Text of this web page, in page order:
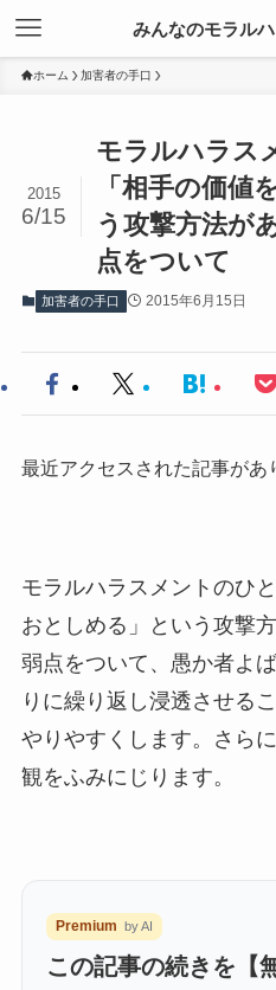
みんなのモラル
ホーム 加害者の手口
モラルハラス
「相手の価値
う攻撃方法が
点をついて
2015
6/15
加害者の手口 2015年6月15日
最近アクセスされた記事があ
モラルハラスメントのひ
おとしめる」という攻撃
弱点をついて、愚か者よ
りに繰り返し浸透させる
やりやすくします。さら
観をふみにじります。
Premium by AI
この記事の続きを【